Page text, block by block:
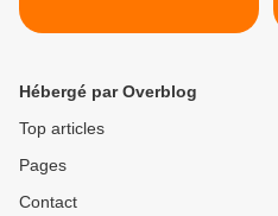
Hébergé par Overblog
Top articles
Pages
Contact